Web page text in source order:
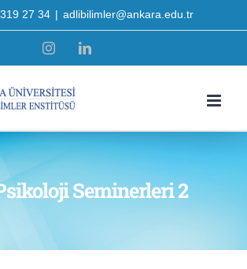
27 34 | adlibilimler@ankara.edu.tr
InstagramLinkedIn
Seminerleri 2